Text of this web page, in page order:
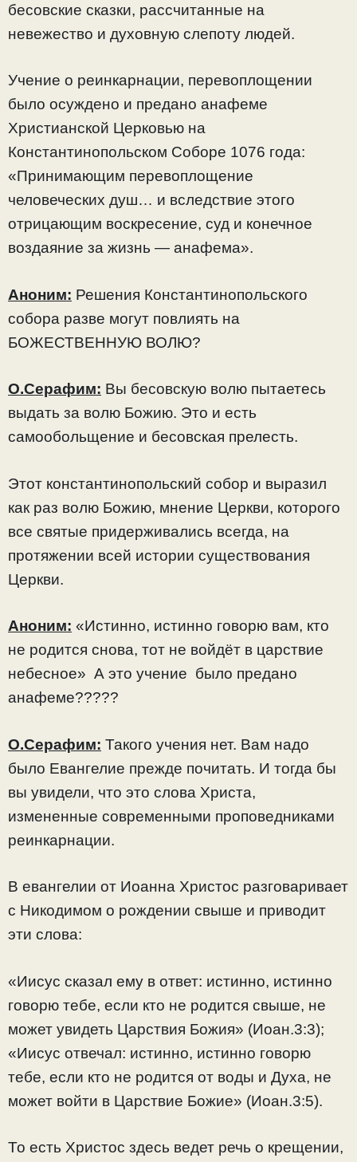
бесовские сказки, рассчитанные на
невежество и духовную слепоту людей.
Учение о реинкарнации, перевоплощении
было осуждено и предано анафеме
Христианской Церковью на
Константинопольском Соборе 1076 года:
«Принимающим перевоплощение
человеческих душ… и вследствие этого
отрицающим воскресение, суд и конечное
воздаяние за жизнь — анафема».
Аноним: Решения Константинопольского
собора разве могут повлиять на
БОЖЕСТВЕННУЮ ВОЛЮ?
О.Серафим: Вы бесовскую волю пытаетесь
выдать за волю Божию. Это и есть
самообольщение и бесовская прелесть.
Этот константинопольский собор и выразил
как раз волю Божию, мнение Церкви, которого
все святые придерживались всегда, на
протяжении всей истории существования
Церкви.
Аноним: «Истинно, истинно говорю вам, кто
не родится снова, тот не войдёт в царствие
небесное» А это учение было предано
анафеме?????
О.Серафим: Такого учения нет. Вам надо
было Евангелие прежде почитать. И тогда бы
вы увидели, что это слова Христа,
измененные современными проповедниками
реинкарнации.
В евангелии от Иоанна Христос разговаривает
с Никодимом о рождении свыше и приводит
эти слова:
«Иисус сказал ему в ответ: истинно, истинно
говорю тебе, если кто не родится свыше, не
может увидеть Царствия Божия» (Иоан.3:3);
«Иисус отвечал: истинно, истинно говорю
тебе, если кто не родится от воды и Духа, не
может войти в Царствие Божие» (Иоан.3:5).
То есть Христос здесь ведет речь о крещении,